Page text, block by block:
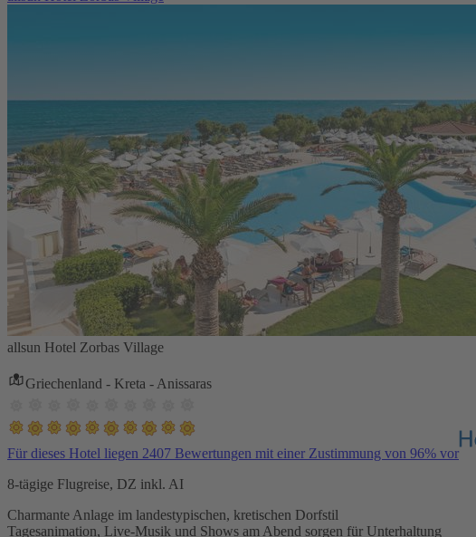
allsun Hotel Zorbas Village
Griechenland - Kreta - Anissaras
Für dieses Hotel liegen 2407 Bewertungen mit einer Zustimmung von 96% vor
8-tägige Flugreise, DZ inkl. AI
Charmante Anlage im landestypischen, kretischen Dorfstil
Tagesanimation, Live-Musik und Shows am Abend sorgen für Unterhaltung